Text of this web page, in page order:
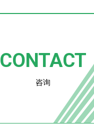
CONTACT
咨询